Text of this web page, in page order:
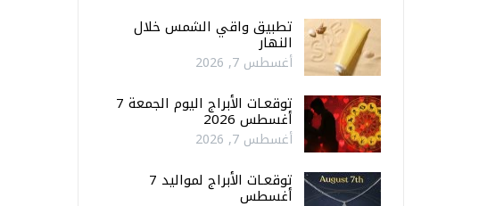
تطبيق واقي الشمس خلال
النهار
أغسطس 7, 2026
توقعـات الأبراج اليوم الجمعة 7
أغسطس 2026
أغسطس 7, 2026
توقعـات الأبراج لمواليد 7
أغسطس